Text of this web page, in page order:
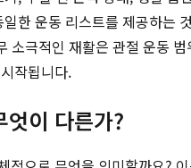
한 운동 리스트를 제공하는
소극적인 재활은 관절 운동
작됩니다.
이 다른가?